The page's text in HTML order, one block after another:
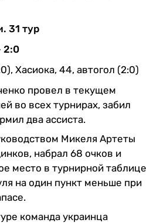
31 тур
2:0
Хасиока, 44, автогол (2:0)
провел в текущем
во всех турнирах, забил
два ассиста.
Микеля Артеты
набрал 68 очков и
место в турнирной таблице
на один пункт меньше при
команда украинца